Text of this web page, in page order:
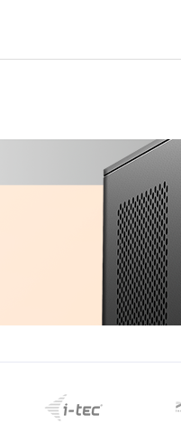
Ambidestro USB Type-A